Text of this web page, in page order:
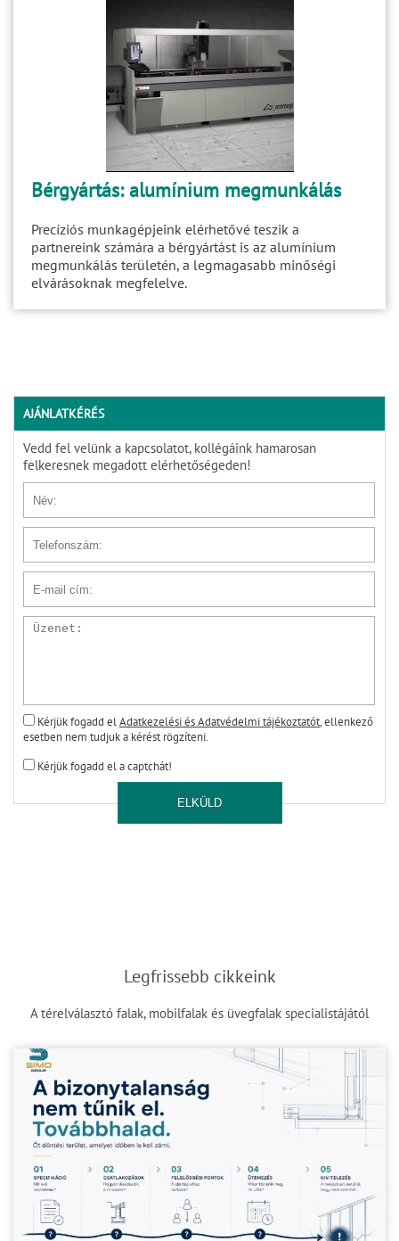
Bérgyártás: alumínium megmunkálás
Precíziós munkagépjeink elérhetővé teszik a
partnereink számára a bérgyártást is az alumínium
megmunkálás területén, a legmagasabb minőségi
elvárásoknak megfelelve.
AJÁNLATKÉRÉS
Vedd fel velünk a kapcsolatot, kollégáink hamarosan
felkeresnek megadott elérhetőségeden!
Üzenet
Kérjük fogadd elAdatkezelési és Adatvédelmi tájékoztatót, ellenkező
esetben nem tudjuk a kérést rögzíteni.
Kérjük fogadd el a captchát!
ELKÜLD
Legfrissebb cikkeink
A térelválasztó falak, mobilfalak és üvegfalak specialistájától